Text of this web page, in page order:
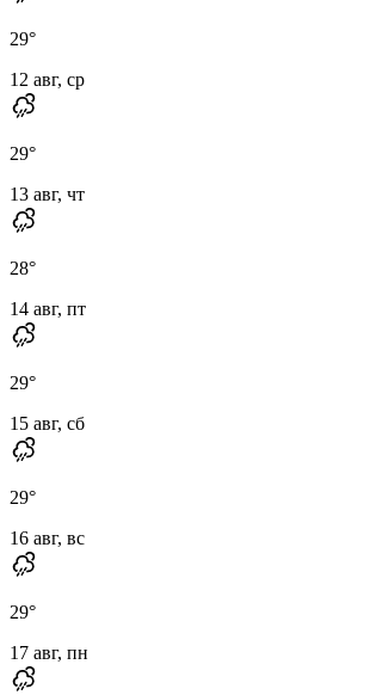
29°
12 авг, ср
29°
13 авг, чт
28°
14 авг, пт
29°
15 авг, сб
29°
16 авг, вс
29°
17 авг, пн